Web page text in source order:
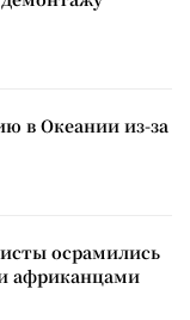
в Океании из-за
осрамились
африканцами